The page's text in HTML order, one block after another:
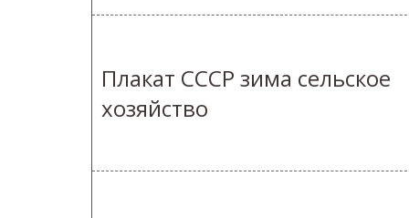
Плакат СССР зима сельское
хозяйство